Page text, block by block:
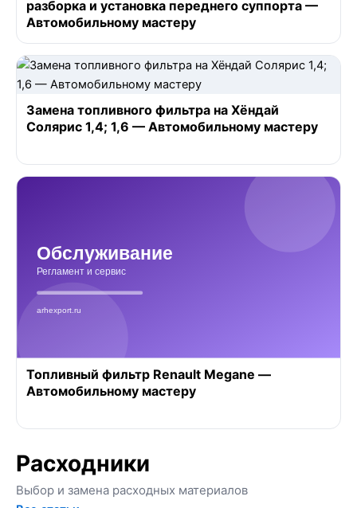
разборка и установка переднего суппорта —
Автомобильному мастеру
Замена топливного фильтра на Хёндай
Солярис 1,4; 1,6 — Автомобильному мастеру
Топливный фильтр Renault Megane —
Автомобильному мастеру
Расходники
Выбор и замена расходных материалов